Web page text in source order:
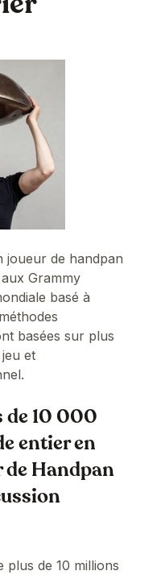
joueur de handpan
Grammy
basé à
basées sur plus
et
de 10 000
entier en
Handpan
plus de 10 millions